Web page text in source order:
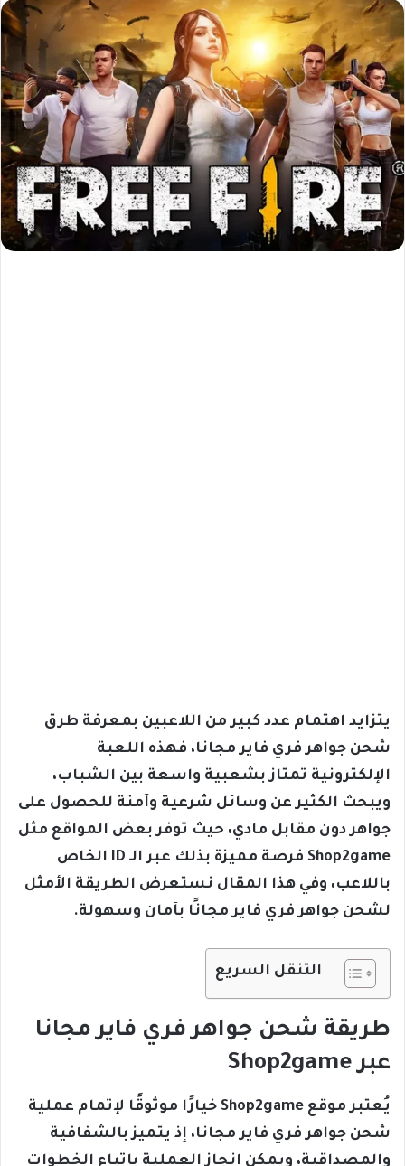
يتزايد اهتمام عدد كبير من اللاعبين بمعرفة طرق
شحن جواهر فري فاير مجانا، فهذه اللعبة
الإلكترونية تمتاز بشعبية واسعة بين الشباب،
ويبحث الكثير عن وسائل شرعية وآمنة للحصول على
جواهر دون مقابل مادي، حيث توفر بعض المواقع مثل
Shop2game فرصة مميزة بذلك عبر الـ ID الخاص
باللاعب، وفي هذا المقال نستعرض الطريقة الأمثل
لشحن جواهر فري فاير مجانًا بآمان وسهولة.
التنقل السريع
طريقة شحن جواهر فري فاير مجانا
عبر Shop2game
يُعتبر موقع Shop2game خيارًا موثوقًا لإتمام عملية
شحن جواهر فري فاير مجانا، إذ يتميز بالشفافية
والمصداقية، ويمكن إنجاز العملية باتباع الخطوات